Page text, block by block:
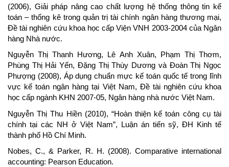
(2006), Giải pháp nâng cao chất lượng hệ thống thông tin kế
toán – thống kê trong quản trị tài chính ngân hàng thương mại,
Đề tài nghiên cứu khoa học cấp Viện VNH 2003-2004 của Ngân
hàng Nhà nước.
Nguyễn Thị Thanh Hương, Lê Anh Xuân, Phạm Thị Thơm,
Phùng Thị Hải Yến, Đặng Thị Thùy Dương và Đoàn Thị Ngọc
Phượng (2008), Áp dụng chuẩn mực kế toán quốc tế trong lĩnh
vực kế toán ngân hàng tại Việt Nam, Đề tài nghiên cứu khoa
học cấp ngành KHN 2007-05, Ngân hàng nhà nước Việt Nam.
Nguyễn Thị Thu Hiền (2010), “Hoàn thiện kế toán công cụ tài
chính tại các NH ở Việt Nam”, Luận án tiến sỹ, ĐH Kinh tế
thành phố Hồ Chí Minh.
Nobes, C., & Parker, R. H. (2008). Comparative international
accounting: Pearson Education.